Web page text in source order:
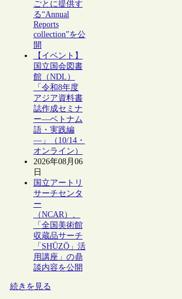
ごとに提供す
る“Annual
Reports
collection”を公
開
【イベント】
国立国会図書
館（NDL）
「令和8年度
アジア資料書
誌作成セミナ
ー―ベトナム
語・実践編
―」（10/14・
オンライン）
2026年08月06
日
国立アートリ
サーチセンタ
ー
（NCAR）、
「全国美術館
収蔵品サーチ
「SHŪZŌ」活
用講座」の鼎
談内容を公開
続きを見る